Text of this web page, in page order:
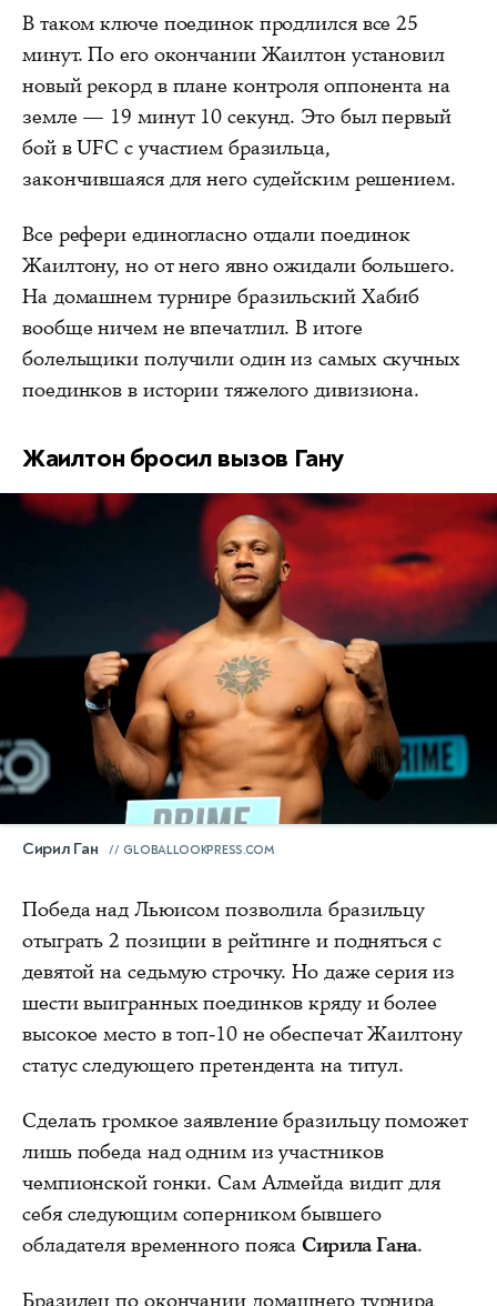
В таком ключе поединок продлился все 25
минут. По его окончании Жаилтон установил
новый рекорд в плане контроля оппонента на
земле — 19 минут 10 секунд. Это был первый
бой в UFC с участием бразильца,
закончившаяся для него судейским решением.
Все рефери единогласно отдали поединок
Жаилтону, но от него явно ожидали большего.
На домашнем турнире бразильский Хабиб
вообще ничем не впечатлил. В итоге
болельщики получили один из самых скучных
поединков в истории тяжелого дивизиона.
Жаилтон бросил вызов Гану
Сирил Ган GLOBALLOOKPRESS.COM
Победа над Льюисом позволила бразильцу
отыграть 2 позиции в рейтинге и подняться с
девятой на седьмую строчку. Но даже серия из
шести выигранных поединков кряду и более
высокое место в топ-10 не обеспечат Жаилтону
статус следующего претендента на титул.
Сделать громкое заявление бразильцу поможет
лишь победа над одним из участников
чемпионской гонки. Сам Алмейда видит для
себя следующим соперником бывшего
обладателя временного поясаСирила Гана.